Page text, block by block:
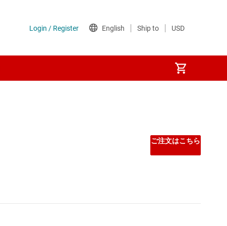
ご注文はこちら